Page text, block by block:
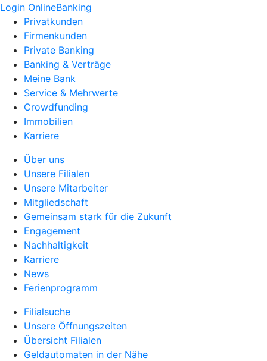
Login OnlineBanking
Privatkunden
Firmenkunden
Private Banking
Banking & Verträge
Meine Bank
Service & Mehrwerte
Crowdfunding
Immobilien
Karriere
Über uns
Unsere Filialen
Unsere Mitarbeiter
Mitgliedschaft
Gemeinsam stark für die Zukunft
Engagement
Nachhaltigkeit
Karriere
News
Ferienprogramm
Filialsuche
Unsere Öffnungszeiten
Übersicht Filialen
Geldautomaten in der Nähe